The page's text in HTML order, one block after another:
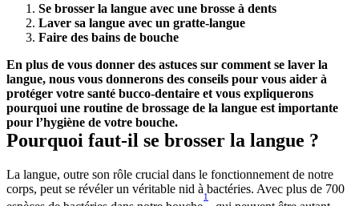
Se brosser la langue avec une brosse à dents
Laver sa langue avec un gratte-langue
Faire des bains de bouche
En plus de vous donner des astuces sur comment se laver la
langue, nous vous donnerons des conseils pour vous aider à
protéger votre santé bucco-dentaire et vous expliquerons
pourquoi une routine de brossage de la langue est importante
pour l’hygiène de votre bouche.
Pourquoi faut-il se brosser la langue ?
La langue, outre son rôle crucial dans le fonctionnement de notre
corps, peut se révéler un véritable nid à bactéries. Avec plus de 700
1